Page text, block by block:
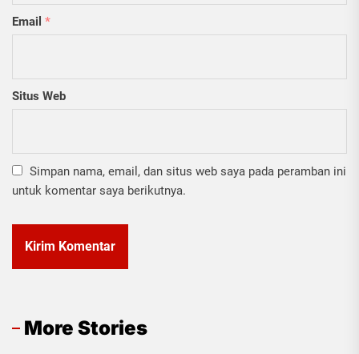
Email *
Situs Web
Simpan nama, email, dan situs web saya pada peramban ini
untuk komentar saya berikutnya.
More Stories